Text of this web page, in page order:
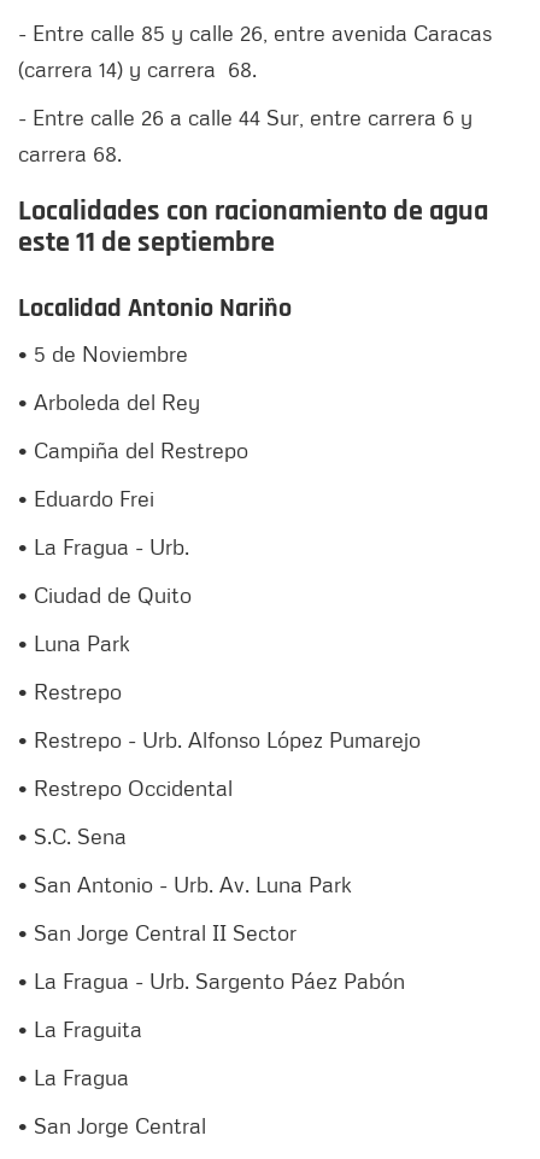
- Entre calle 85 y calle 26, entre avenida Caracas
(carrera 14) y carrera 68.
- Entre calle 26 a calle 44 Sur, entre carrera 6 y
carrera 68.
Localidades con racionamiento de agua
este 11 de septiembre
Localidad Antonio Nariño
• 5 de Noviembre
• Arboleda del Rey
• Campiña del Restrepo
• Eduardo Frei
• La Fragua - Urb.
• Ciudad de Quito
• Luna Park
• Restrepo
• Restrepo - Urb. Alfonso López Pumarejo
• Restrepo Occidental
• S.C. Sena
• San Antonio - Urb. Av. Luna Park
• San Jorge Central II Sector
• La Fragua - Urb. Sargento Páez Pabón
• La Fraguita
• La Fragua
• San Jorge Central